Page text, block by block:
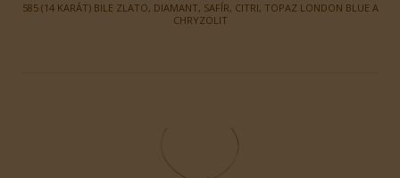
585 (14 KARÁT) BILE ZLATO, DIAMANT, SAFÍR, CITRI, TOPAZ LONDON BLUE A
CHRYZOLIT